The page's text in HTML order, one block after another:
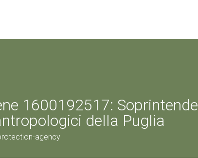
1600192517:
della Puglia
agency